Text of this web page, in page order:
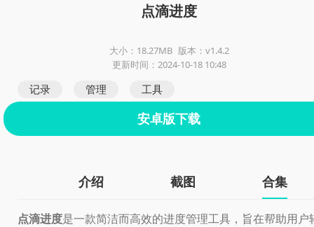
点滴进度
大小：18.27MB 版本：v1.4.2
更新时间：2024-10-18 10:48
记录 管理 工具
安卓版下载
介绍 截图 合集
点滴进度是一款简洁而高效的进度管理工具，旨在帮助用户